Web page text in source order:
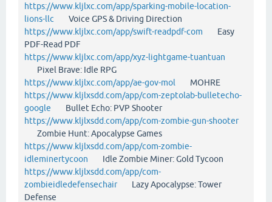
https://www.kljlxc.com/app/sparking-mobile-location-
lions-llc Voice GPS & Driving Direction
https://www.kljlxc.com/app/swift-readpdf-com Easy
PDF-Read PDF
https://www.kljlxc.com/app/xyz-lightgame-tuantuan
Pixel Brave: Idle RPG
https://www.kljlxc.com/app/ae-gov-mol MOHRE
https://www.kljlxsdd.com/app/com-zeptolab-bulletecho-
google Bullet Echo: PVP Shooter
https://www.kljlxsdd.com/app/com-zombie-gun-shooter
Zombie Hunt: Apocalypse Games
https://www.kljlxsdd.com/app/com-zombie-
idleminertycoon Idle Zombie Miner: Gold Tycoon
https://www.kljlxsdd.com/app/com-
zombieidledefensechairLazy Apocalypse: Tower
Defense